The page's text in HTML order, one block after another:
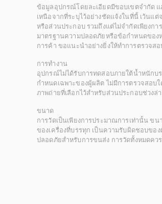
ข้อมูลอุปกรณ์โดยละเอียดมีขอบเขตจำกัด
เหนือจากที่ระบุไว้อย่างชัดแจ้งในที่นี้ เว้นแ
หรือส่วนประกอบ รวมถึงแต่ไม่จำกัดเพียงก
มาตรฐานความปลอดภัยหรือข้อกำหนดของ
การค้า ขอแนะนำอย่างยิ่งให้ทำการตรวจส
การทำงาน
อุปกรณ์ไม่ได้รับการทดสอบภายใต้น้ำหนักบ
กำหนดเฉพาะของผู้ผลิต ไม่มีการตรวจสอบ
ภาพถ่ายที่เลือกไว้สำหรับส่วนประกอบช่วงล่
ขนาด
การวัดเป็นเพียงการประมาณการเท่านั้น ข
ของเครื่องที่บรรทุก เป็นความรับผิดชอบข
ปลอดภัยสำหรับการขนส่ง การวัดทั้งหมดคว